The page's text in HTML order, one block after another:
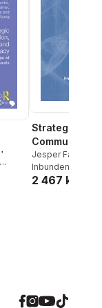
Strategic
Jesper
Heide
Inbunden
2 467 kr